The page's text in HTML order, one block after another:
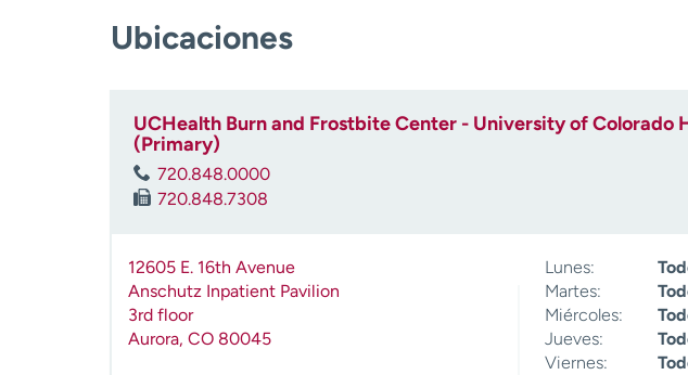
Ubicaciones
UCHealth Burn and Frostbite Center - University of Colorado
(Primary)
720.848.0000
720.848.7308
12605 E. 16th Avenue
Anschutz Inpatient Pavilion
3rd floor
Aurora, CO 80045
Lunes:
Martes:
Miércoles:
Jueves:
Viernes: